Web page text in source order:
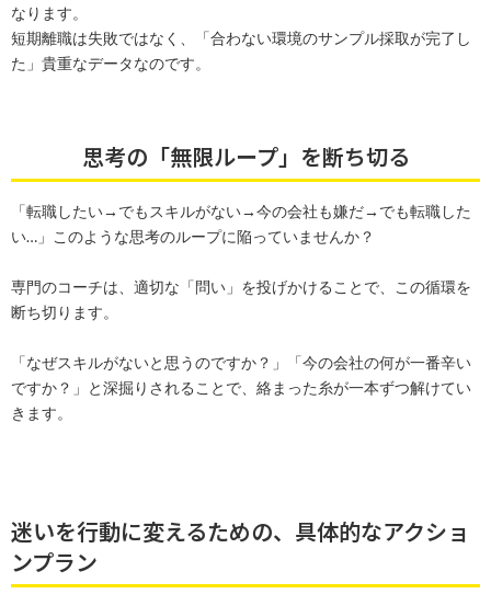
なります。
短期離職は失敗ではなく、「合わない環境のサンプル採取が完了し
た」貴重なデータなのです。
思考の「無限ループ」を断ち切る
「転職したい→でもスキルがない→今の会社も嫌だ→でも転職した
い…」このような思考のループに陥っていませんか？
専門のコーチは、適切な「問い」を投げかけることで、この循環を
断ち切ります。
「なぜスキルがないと思うのですか？」「今の会社の何が一番辛い
ですか？」と深掘りされることで、絡まった糸が一本ずつ解けてい
きます。
迷いを行動に変えるための、具体的なアクショ
ンプラン